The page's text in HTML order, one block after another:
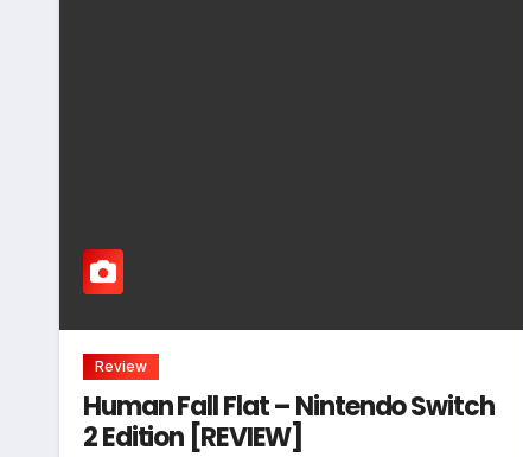
Review
Human Fall Flat – Nintendo Switch
2 Edition [REVIEW]